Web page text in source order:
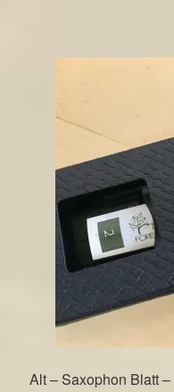
Alt – Saxophon Blatt